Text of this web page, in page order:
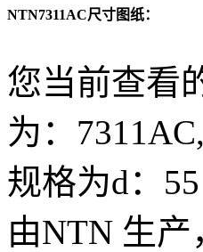
NTN7311AC尺寸图纸：
您当前查看
为：
规格为d：
由NTN 生